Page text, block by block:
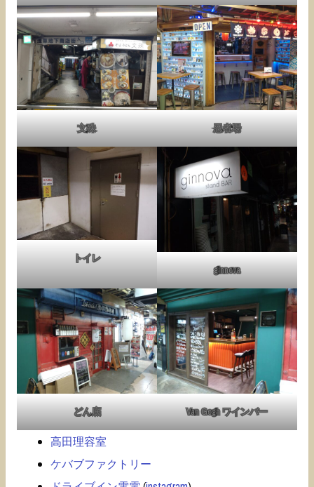
文殊 忍者場
トイレ
ginnova
どん底 Van Gogh ワインバー
高田理容室
ケバブファクトリー